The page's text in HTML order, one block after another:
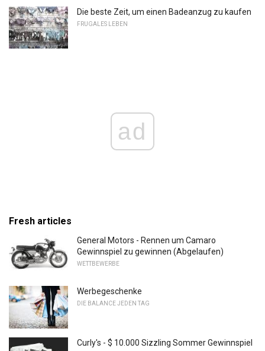
Die beste Zeit, um einen Badeanzug zu kaufen
FRUGALES LEBEN
ad
Fresh articles
General Motors - Rennen um Camaro
Gewinnspiel zu gewinnen (Abgelaufen)
WETTBEWERBE
Werbegeschenke
DIE BALANCE JEDEN TAG
Curly's - $ 10.000 Sizzling Sommer Gewinnspiel